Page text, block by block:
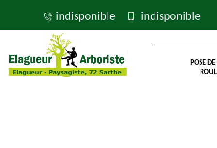
indisponible indisponible
POSE